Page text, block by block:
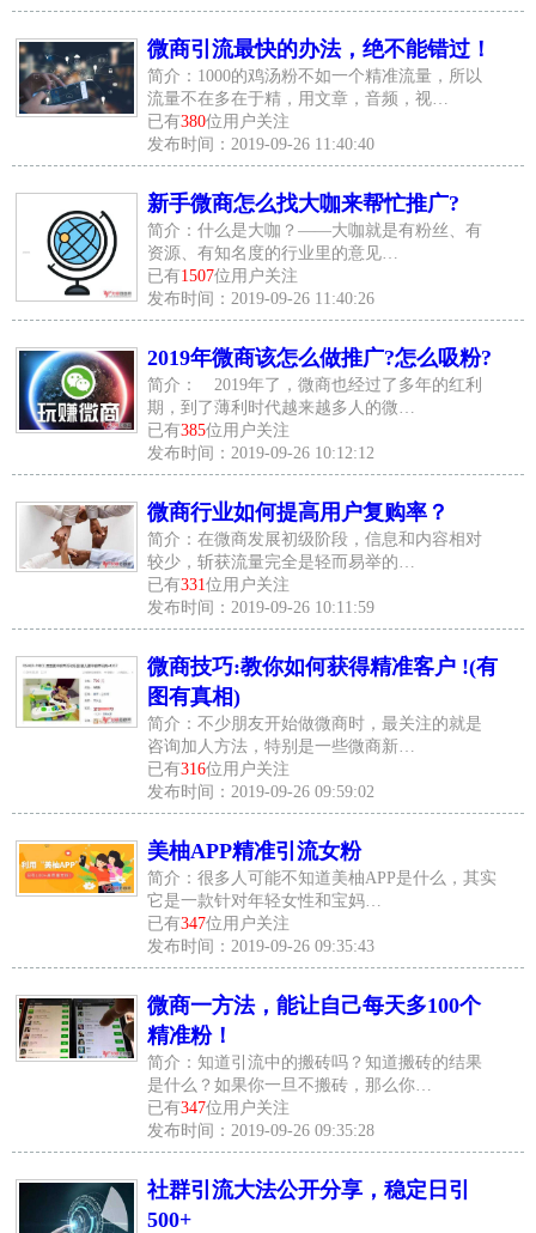
微商引流最快的办法，绝不能错过！
简介：1000的鸡汤粉不如一个精准流量，所以
流量不在多在于精，用文章，音频，视…
已有380位用户关注
发布时间：2019-09-26 11:40:40
新手微商怎么找大咖来帮忙推广?
简介：什么是大咖？——大咖就是有粉丝、有
资源、有知名度的行业里的意见…
已有1507位用户关注
发布时间：2019-09-26 11:40:26
2019年微商该怎么做推广?怎么吸粉?
简介： 2019年了，微商也经过了多年的红利
期，到了薄利时代越来越多人的微…
已有385位用户关注
发布时间：2019-09-26 10:12:12
微商行业如何提高用户复购率？
简介：在微商发展初级阶段，信息和内容相对
较少，斩获流量完全是轻而易举的…
已有331 位用户关注
发布时间：2019-09-26 10:11:59
微商技巧:教你如何获得精准客户 !(有
图有真相)
简介：不少朋友开始做微商时，最关注的就是
咨询加人方法，特别是一些微商新…
已有316位用户关注
发布时间：2019-09-26 09:59:02
美柚APP精准引流女粉
简介：很多人可能不知道美柚APP是什么，其实
它是一款针对年轻女性和宝妈…
已有347位用户关注
发布时间：2019-09-26 09:35:43
微商一方法，能让自己每天多100个
精准粉！
简介：知道引流中的搬砖吗？知道搬砖的结果
是什么？如果你一旦不搬砖，那么你…
已有347位用户关注
发布时间：2019-09-26 09:35:28
社群引流大法公开分享，稳定日引
500+